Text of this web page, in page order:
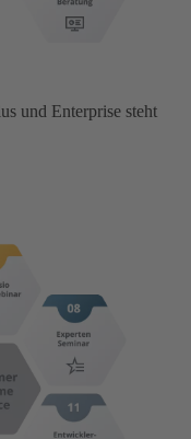
und Enterprise steht